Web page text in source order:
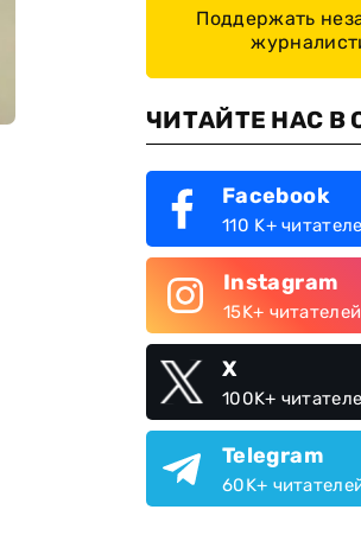
Поддержать
ЧИТАЙТЕ НАС В
Facebook
110 K+
Instagram
15K+ читателей
X
100K+
Telegram
60K+